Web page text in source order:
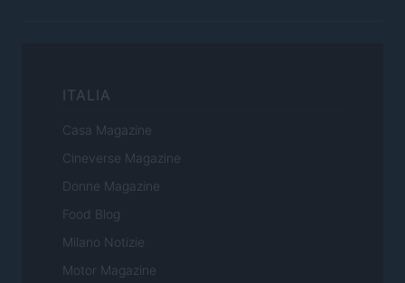
ITALIA
Casa Magazine
Cineverse Magazine
Donne Magazine
Food Blog
Milano Notizie
Motor Magazine